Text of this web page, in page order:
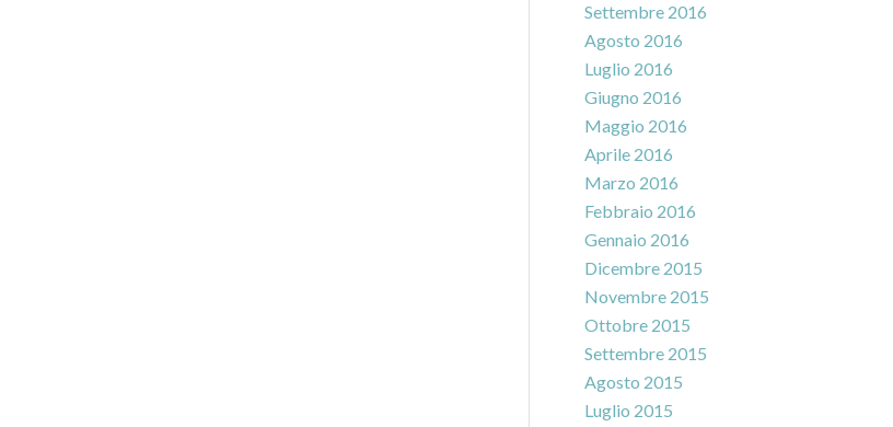
Settembre 2016
Agosto 2016
Luglio 2016
Giugno 2016
Maggio 2016
Aprile 2016
Marzo 2016
Febbraio 2016
Gennaio 2016
Dicembre 2015
Novembre 2015
Ottobre 2015
Settembre 2015
Agosto 2015
Luglio 2015